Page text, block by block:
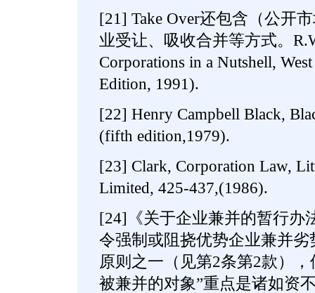
[21] Take Over还包含（公开
业受让、吸收合并等方式。
Corporations in a Nutshell,
Edition, 1991).
[22] Henry Campbell Black,
(fifth edition,1979).
[23] Clark, Corporation Law,
Limited, 425-437,(1986).
[24]《关于企业兼并的暂行办
令强制或阻挠优势企业兼并
原则之一（见第2条第2款）
被兼并的对象”重点是诸如资